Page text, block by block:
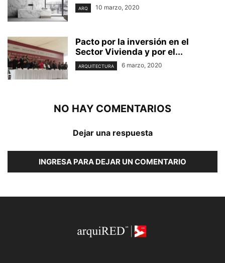
ARQ 10 marzo, 2020
Pacto por la inversión en el
Sector Vivienda y por el...
ARQUITECTURA 6 marzo, 2020
NO HAY COMENTARIOS
Dejar una respuesta
INGRESA PARA DEJAR UN COMENTARIO